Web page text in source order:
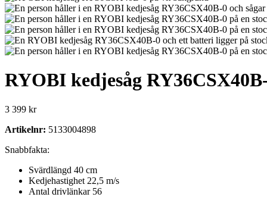
RYOBI kedjesåg
3 399 kr
Artikelnr: 5133004898
Snabbfakta:
Svärdlängd 40 cm
Kedjehastighet 22,5 m/s
Antal drivlänkar 56